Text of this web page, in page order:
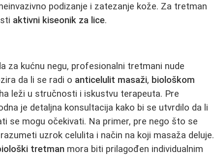
podizanje i zatezanje kože. Za tretman
aktivni kiseonik za lice.
za kućnu negu, profesionalni tretmani nude
da li se radi o anticelulit masaži, biološkom
leži u stručnosti i iskustvu terapeuta. Pre
je detaljna konsultacija kako bi se utvrdilo da li
se mogu očekivati. Na primer, pre nego što se
uzrok celulita i način na koji masaža deluje.
tretman mora biti prilagođen individualnim